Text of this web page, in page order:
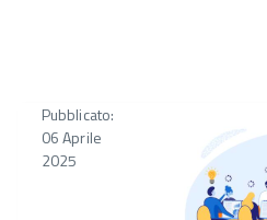
Pubblicato:
06 Aprile
2025